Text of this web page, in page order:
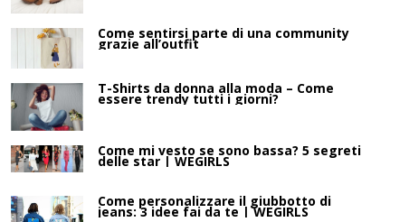
Come sentirsi parte di una community
grazie all’outfit
T-Shirts da donna alla moda – Come
essere trendy tutti i giorni?
Come mi vesto se sono bassa? 5 segreti
delle star | WEGIRLS
Come personalizzare il giubbotto di
jeans: 3 idee fai da te | WEGIRLS